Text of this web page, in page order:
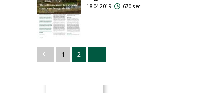
18-04-2019 670 sec
1 2